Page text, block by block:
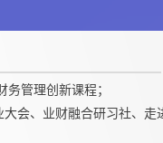
务管理创新课程；
会、业财融合研习社、走